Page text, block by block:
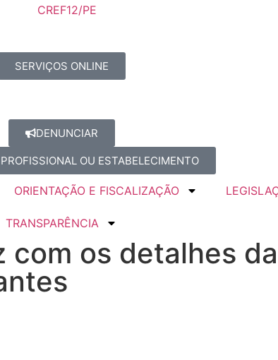
SERVIÇOS ONLINE
DENUNCIAR
OU ESTABELECIMENTO
ORIENTAÇÃO E FISCALIZAÇÃO
TRANSPARÊNCIA
com os detalhes